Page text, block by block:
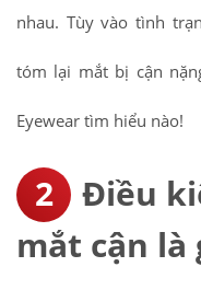
nhau. Tùy vào tình
tóm lại mắt bị cận
Eyewear tìm hiểu nào!
Điều
mắt cận là